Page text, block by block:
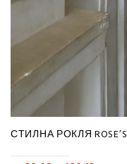
СТИЛНА РОКЛЯ ROSE’S